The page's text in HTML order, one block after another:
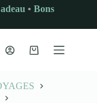
• Bons
Panier